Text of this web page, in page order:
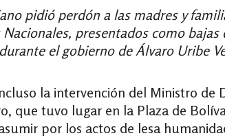
pidió perdón a las madres y
presentados como
el gobierno de Álvaro Uribe
la intervención del Ministro de
que tuvo lugar en la Plaza de
por los actos de lesa